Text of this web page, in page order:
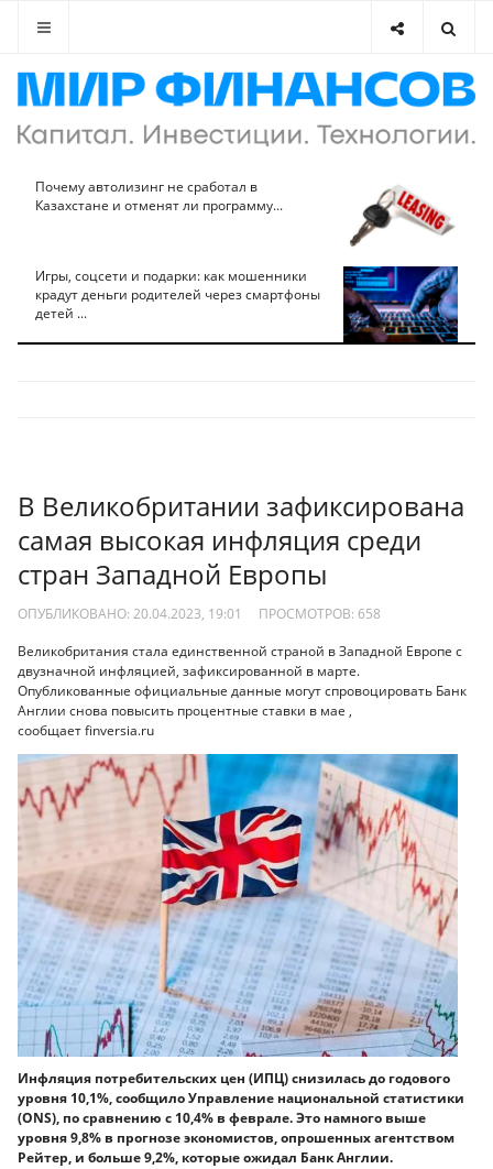
Почему автолизинг не сработал в
Казахстане и отменят ли программу...
Игры, соцсети и подарки: как мошенники
крадут деньги родителей через смартфоны
детей ...
В Великобритании зафиксирована
самая высокая инфляция среди
стран Западной Европы
ОПУБЛИКОВАНО: 20.04.2023, 19:01 ПРОСМОТРОВ: 658
Великобритания стала единственной страной в Западной Европе с
двузначной инфляцией, зафиксированной в марте.
Опубликованные официальные данные могут спровоцировать Банк
Англии снова повысить процентные ставки в мае ,
сообщает finversia.ru
Инфляция потребительских цен (ИПЦ) снизилась до годового
уровня 10,1%, сообщило Управление национальной статистики
(ONS), по сравнению с 10,4% в феврале. Это намного выше
уровня 9,8% в прогнозе экономистов, опрошенных агентством
Рейтер, и больше 9,2%, которые ожидал Банк Англии.